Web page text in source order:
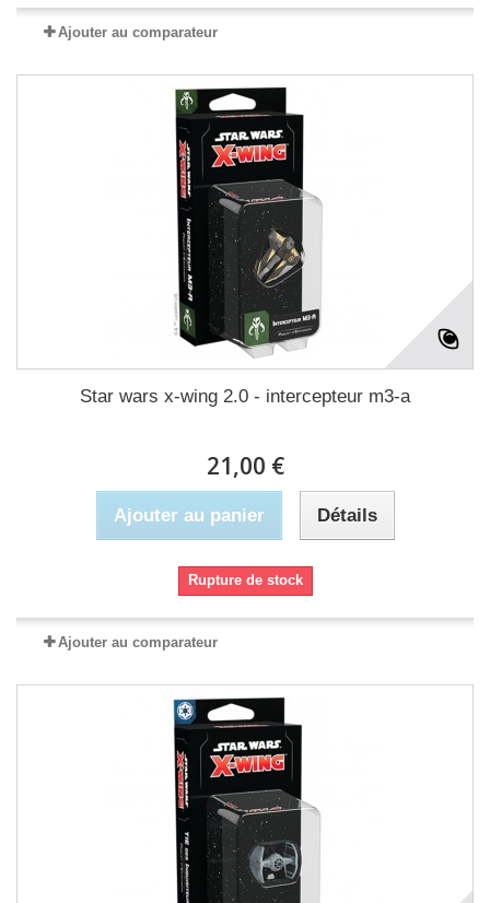
Ajouter au comparateur
Star wars x-wing 2.0 - intercepteur m3-a
21,00 €
Ajouter au panier Détails
Rupture de stock
Ajouter au comparateur